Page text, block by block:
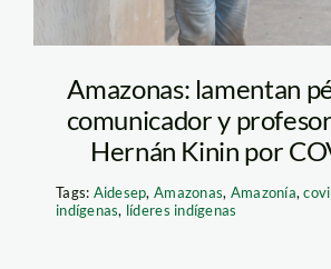
Amazonas: lamentan
comunicador y
Hernán Kinin por
Tags: Aidesep,Amazonas, Amazonía,
indígenas, líderes indígenas